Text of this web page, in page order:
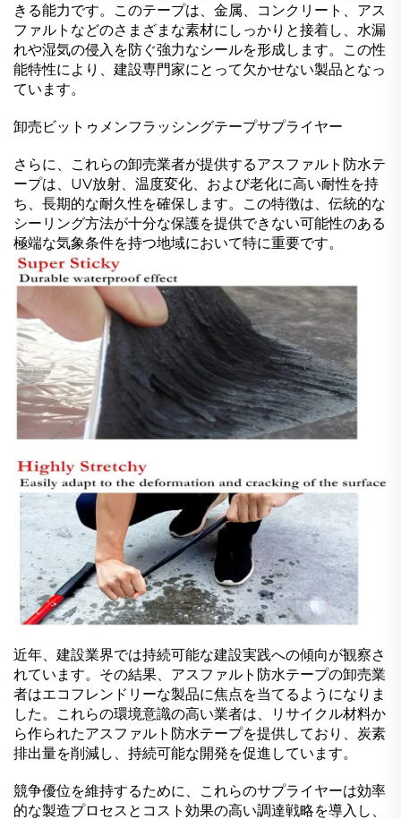
きる能力です。このテープは、金属、コンクリート、アス
ファルトなどのさまざまな素材にしっかりと接着し、水漏
れや湿気の侵入を防ぐ強力なシールを形成します。この性
能特性により、建設専門家にとって欠かせない製品となっ
ています。
卸売ビットゥメンフラッシングテープサプライヤー
さらに、これらの卸売業者が提供するアスファルト防水テ
ープは、UV放射、温度変化、および老化に高い耐性を持
ち、長期的な耐久性を確保します。この特徴は、伝統的な
シーリング方法が十分な保護を提供できない可能性のある
極端な気象条件を持つ地域において特に重要です。
近年、建設業界では持続可能な建設実践への傾向が観察さ
れています。その結果、アスファルト防水テープの卸売業
者はエコフレンドリーな製品に焦点を当てるようになりま
した。これらの環境意識の高い業者は、リサイクル材料か
ら作られたアスファルト防水テープを提供しており、炭素
排出量を削減し、持続可能な開発を促進しています。
競争優位を維持するために、これらのサプライヤーは効率
的な製造プロセスとコスト効果の高い調達戦略を導入し、